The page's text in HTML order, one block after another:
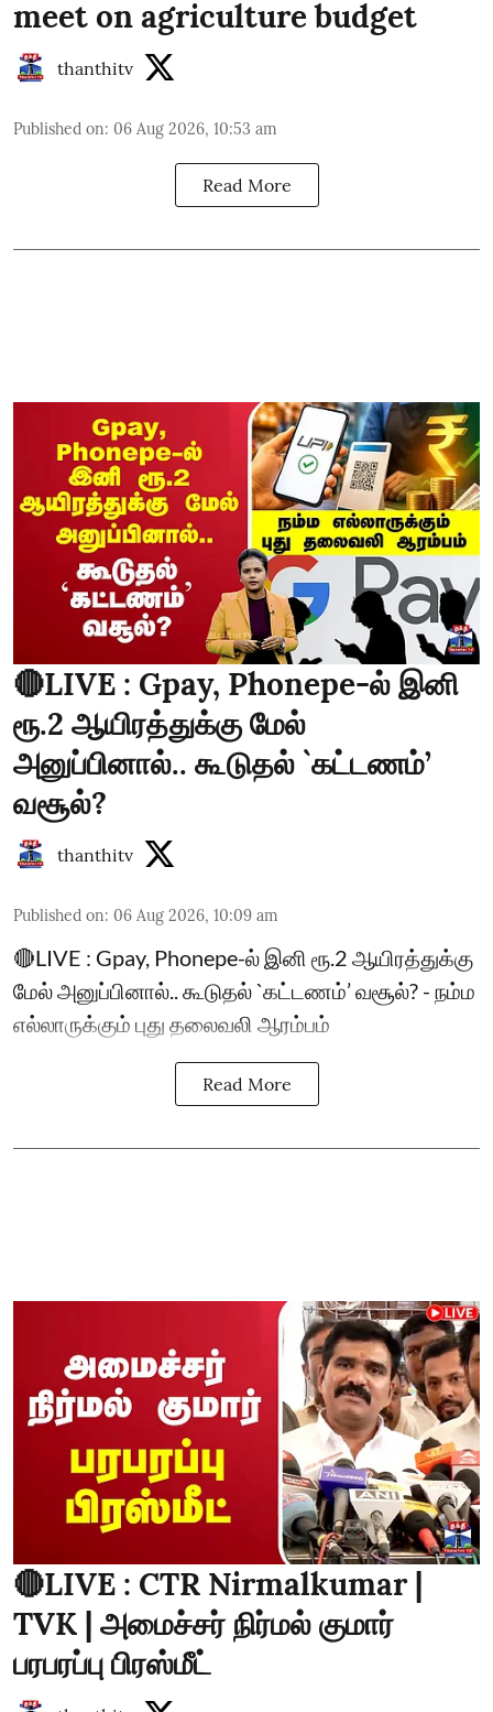
meet on agriculture budget
thanthitv
Published on: 06 Aug 2026, 10:53 am
Read More
🔴LIVE : Gpay, Phonepe-ல் இனி
ரூ.2 ஆயிரத்துக்கு மேல்
அனுப்பினால்.. கூடுதல் `கட்டணம்’
வசூல்?
thanthitv
Published on: 06 Aug 2026, 10:09 am
🔴LIVE : Gpay, Phonepe-ல் இனி ரூ.2 ஆயிரத்துக்கு
மேல் அனுப்பினால்.. கூடுதல் `கட்டணம்’ வசூல்? - நம்ம
எல்லாருக்கும் புது தலைவலி ஆரம்பம்
Read More
🔴LIVE : CTR Nirmalkumar |
TVK | அமைச்சர் நிர்மல் குமார்
பரபரப்பு பிரஸ்மீட்